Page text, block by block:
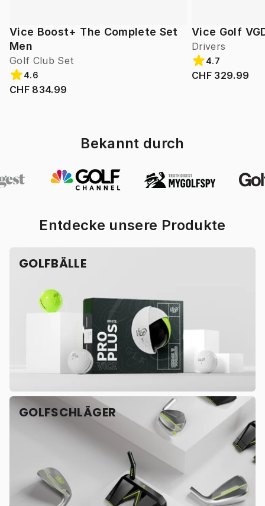
Vice Boost+ The Complete Set
Men
Golf Club Set
4.6
CHF 834.99
Vice Golf
Drivers
4.7
CHF 329.99
Bekannt durch
Entdecke unsere Produkte
GOLFBÄLLE
GOLFSCHLÄGER